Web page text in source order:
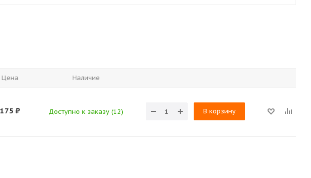
Цена Наличие
₽ Доступно к заказу (12) В корзину